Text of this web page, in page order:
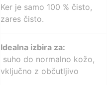
Ker je samo 100 % čisto,
zares čisto.
Idealna izbira za:
suho do normalno kožo,
vključno z občutljivo